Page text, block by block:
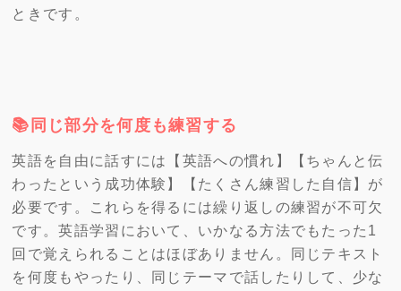
ときです。
📚同じ部分を何度も練習する
英語を自由に話すには【英語への慣れ】【ちゃんと伝
わったという成功体験】【たくさん練習した自信】が
必要です。これらを得るには繰り返しの練習が不可欠
です。英語学習において、いかなる方法でもたった1
回で覚えられることはほぼありません。同じテキスト
を何度もやったり、同じテーマで話したりして、少な